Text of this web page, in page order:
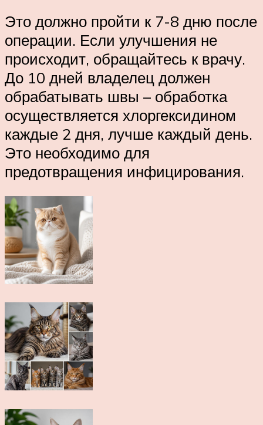
Это должно пройти к 7-8 дню после
операции. Если улучшения не
происходит, обращайтесь к врачу.
До 10 дней владелец должен
обрабатывать швы – обработка
осуществляется хлоргексидином
каждые 2 дня, лучше каждый день.
Это необходимо для
предотвращения инфицирования.